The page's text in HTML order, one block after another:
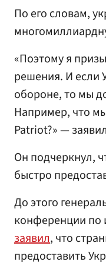
По его словам,
«Поэтому я
решения. И если
обороне, то мы
Например, что
Patriot?» —
Он подчеркнул,
быстро
До этого
конференции по
заявил, что
предоставить